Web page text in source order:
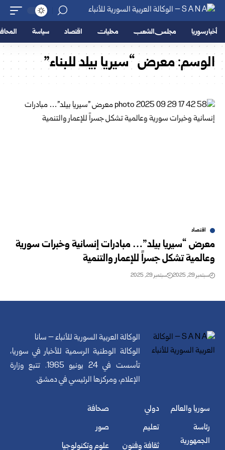
أخبار سوريا مجلس الشعب محليات اقتصاد سياسة
الوسم:معرض “سيريا بيلد للبناء”
اقتصاد
معرض “سيريا بيلد”… مبادرات إنسانية وخبرات سورية
وعالمية تشكل جسراً للإعمار والتنمية
سبتمبر 29, 2025 سبتمبر 29, 2025
الوكالة العربية السورية للأنباء – سانا
الوكالة الوطنية الرسمية للأخبار في سوريا،
تأسست في 24 يونيو 1965. تتبع وزارة
الإعلام، ومركزها الرئيسي في دمشق.
سوريا والعالم
رئاسة
الجمهورية
دولي
تعليم
ثقافة وفنون
صحافة
صور
علوم وتكنولوجيا